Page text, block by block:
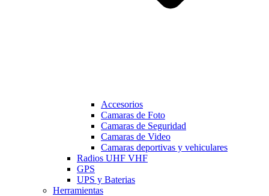
Accesorios
Camaras de Foto
Camaras de Seguridad
Camaras de Video
Camaras deportivas y vehiculares
Radios UHF VHF
GPS
UPS y Baterias
Herramientas